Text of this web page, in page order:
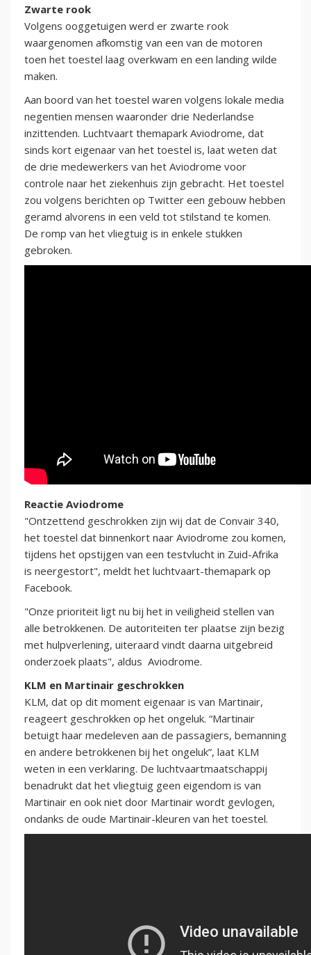
Zwarte rook
Volgens ooggetuigen werd er zwarte rook
waargenomen afkomstig van een van de motoren
toen het toestel laag overkwam en een landing wilde
maken.
Aan boord van het toestel waren volgens lokale media
negentien mensen waaronder drie Nederlandse
inzittenden. Luchtvaart themapark Aviodrome, dat
sinds kort eigenaar van het toestel is, laat weten dat
de drie medewerkers van het Aviodrome voor
controle naar het ziekenhuis zijn gebracht. Het toestel
zou volgens berichten op Twitter een gebouw hebben
geramd alvorens in een veld tot stilstand te komen.
De romp van het vliegtuig is in enkele stukken
gebroken.
Reactie Aviodrome
"Ontzettend geschrokken zijn wij dat de Convair 340,
het toestel dat binnenkort naar Aviodrome zou komen,
tijdens het opstijgen van een testvlucht in Zuid-Afrika
is neergestort", meldt het luchtvaart-themapark op
Facebook.
"Onze prioriteit ligt nu bij het in veiligheid stellen van
alle betrokkenen. De autoriteiten ter plaatse zijn bezig
met hulpverlening, uiteraard vindt daarna uitgebreid
onderzoek plaats", aldus Aviodrome.
KLM en Martinair geschrokken
KLM, dat op dit moment eigenaar is van Martinair,
reageert geschrokken op het ongeluk. “Martinair
betuigt haar medeleven aan de passagiers, bemanning
en andere betrokkenen bij het ongeluk”, laat KLM
weten in een verklaring. De luchtvaartmaatschappij
benadrukt dat het vliegtuig geen eigendom is van
Martinair en ook niet door Martinair wordt gevlogen,
ondanks de oude Martinair-kleuren van het toestel.